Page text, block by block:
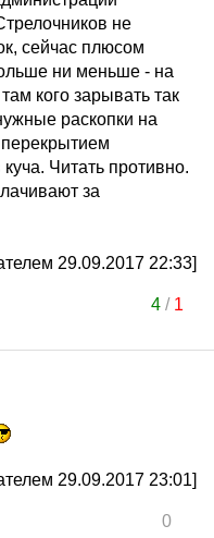
не
сейчас плюсом
ни меньше - на
кого зарывать так
раскопки на
Читать противно.
за
29.09.2017 22:33]
4/ 1
29.09.2017 23:01]
0